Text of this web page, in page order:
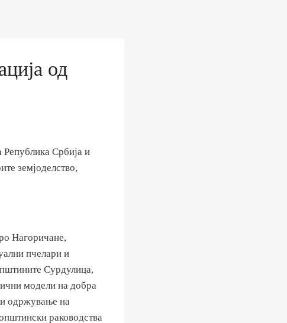
од
Република Србија и
земјоделство,
Нагоричане,
пчелари и
Сурдулица,
модели на добра
и одржување на
раководства